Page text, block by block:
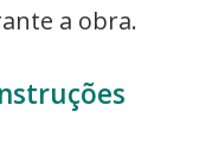
a obra.